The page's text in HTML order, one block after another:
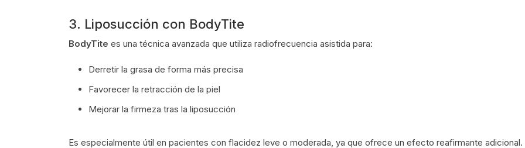
3. Liposucción con BodyTite
BodyTite es una técnica avanzada que utiliza radiofrecuencia asistida para:
Derretir la grasa de forma más precisa
Favorecer la retracción de la piel
Mejorar la firmeza tras la liposucción
Es especialmente útil en pacientes con flacidez leve o moderada, ya que ofrece un efecto reafirmante adicional.